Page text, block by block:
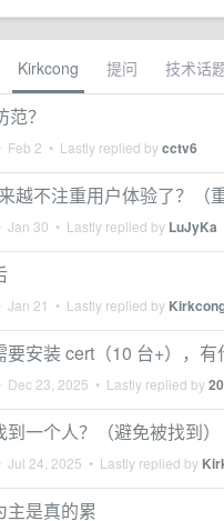
Kirkcong 提问 技术话
？
Feb 2 • Lastly replied bycctv6
越不注重用户体验了？（重
Jan 30 • Lastly replied by LuJyKa
Jan 21 • Lastly replied by
安装 cert（10 台+），有
Dec 23, 2025 • Lastly replied by
一个人？（避免被找到）
Jul 24, 2025 • Lastly replied by
主是真的累